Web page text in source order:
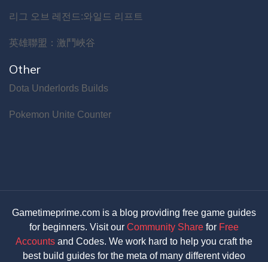
리그 오브 레전드:와일드 리프트
英雄聯盟：激鬥峽谷
Other
Dota Underlords Builds
Pokemon Unite Counter
Gametimeprime.com is a blog providing free game guides
for beginners. Visit our Community Share for Free
Accounts and Codes. We work hard to help you craft the
best build guides for the meta of many different video